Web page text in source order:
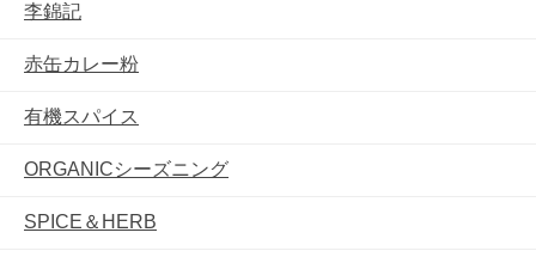
李錦記
赤缶カレー粉
有機スパイス
ORGANICシーズニング
SPICE＆HERB